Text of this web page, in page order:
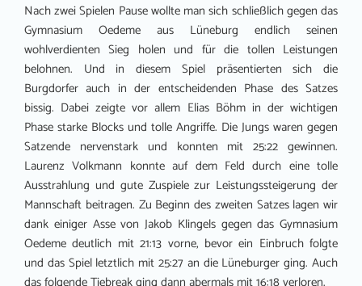
Nach zwei Spielen Pause wollte man sich schließlich gegen das
Gymnasium Oedeme aus Lüneburg endlich seinen
wohlverdienten Sieg holen und für die tollen Leistungen
belohnen. Und in diesem Spiel präsentierten sich die
Burgdorfer auch in der entscheidenden Phase des Satzes
bissig. Dabei zeigte vor allem Elias Böhm in der wichtigen
Phase starke Blocks und tolle Angriffe. Die Jungs waren gegen
Satzende nervenstark und konnten mit 25:22 gewinnen.
Laurenz Volkmann konnte auf dem Feld durch eine tolle
Ausstrahlung und gute Zuspiele zur Leistungssteigerung der
Mannschaft beitragen. Zu Beginn des zweiten Satzes lagen wir
dank einiger Asse von Jakob Klingels gegen das Gymnasium
Oedeme deutlich mit 21:13 vorne, bevor ein Einbruch folgte
und das Spiel letztlich mit 25:27 an die Lüneburger ging. Auch